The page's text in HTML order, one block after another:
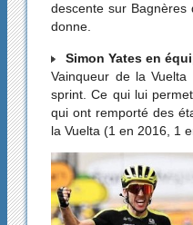
descente sur
donne.
Simon Yates en
Vainqueur de la Vuelta
sprint. Ce qui lui
qui ont remporté des
la Vuelta (1 en 2016, 1